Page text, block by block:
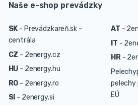
Naše e-shop prevádzky
SK - Prevádzkareň.sk -
centrála
CZ - 2energy.cz
HU - 2energy.hu
RO - 2energy.ro
SI - 2energy.si
AT -
IT -
HR-
pelechy
EÚ